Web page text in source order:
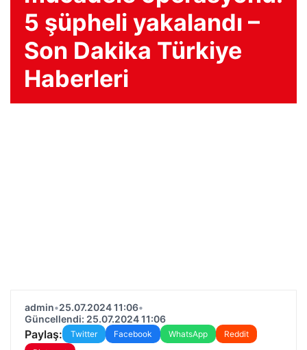
5 şüpheli yakalandı –
Son Dakika Türkiye
Haberleri
admin•25.07.2024 11:06•
Güncellendi: 25.07.2024 11:06
Paylaş: Twitter Facebook WhatsApp
Reddit